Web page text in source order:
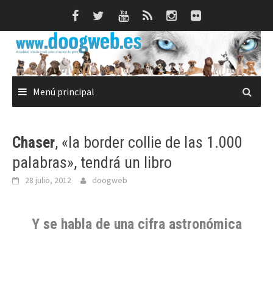
Menú principal
Chaser, «la border collie de las 1.000
palabras», tendrá un libro
28 julio, 2012 doogweb
Y se habla de una cifra astronómica